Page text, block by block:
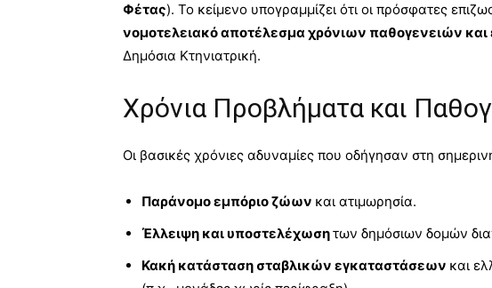
Φέτας). Το κείμενο υπογραμμίζει ότι οι πρόσφατες
νομοτελειακό αποτέλεσμα χρόνιων παθογενειών
Δημόσια Κτηνιατρική.
Χρόνια Προβλήματα και
Οι βασικές χρόνιες αδυναμίες που οδήγησαν στη
Παράνομο εμπόριο ζώων και ατιμωρησία.
Έλλειψη και υποστελέχωσητων δημόσιων δομών
Κακή κατάσταση σταβλικών εγκαταστάσεων και